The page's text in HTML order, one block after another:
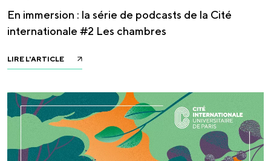
En immersion : la série de podcasts de la Cité
internationale #2 Les chambres
LIRE L'ARTICLE